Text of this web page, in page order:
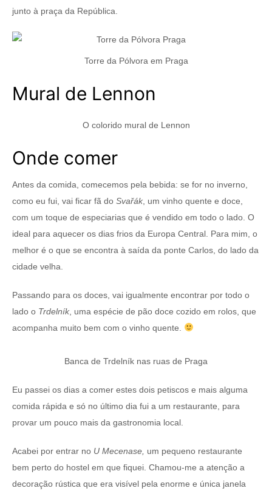
junto à praça da República.
Torre da Pólvora em Praga
Mural de Lennon
O colorido mural de Lennon
Onde comer
Antes da comida, comecemos pela bebida: se for no inverno,
como eu fui, vai ficar fã do Svařák, um vinho quente e doce,
com um toque de especiarias que é vendido em todo o lado. O
ideal para aquecer os dias frios da Europa Central. Para mim, o
melhor é o que se encontra à saída da ponte Carlos, do lado da
cidade velha.
Passando para os doces, vai igualmente encontrar por todo o
lado o Trdelník, uma espécie de pão doce cozido em rolos, que
acompanha muito bem com o vinho quente.
Banca de Trdelník nas ruas de Praga
Eu passei os dias a comer estes dois petiscos e mais alguma
comida rápida e só no último dia fui a um restaurante, para
provar um pouco mais da gastronomia local.
Acabei por entrar no U Mecenase, um pequeno restaurante
bem perto do hostel em que fiquei. Chamou-me a atenção a
decoração rústica que era visível pela enorme e única janela